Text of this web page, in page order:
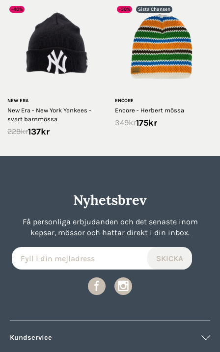
-40%
NEW ERA
New Era - New York Yankees -
svart barnmössa
229kr137kr
-50% Sista Chansen
ENCORE
Encore - Herbert mössa
349kr175kr
Nyhetsbrev
Få personliga erbjudanden och det senaste inom
kepsar, mössor och hattar direkt i din inbox.
Kundservice